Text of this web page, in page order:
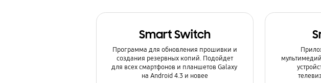
Smart Switch
Программа для обновления прошивки и
создания резервных копий. Подойдет
для всех смартфонов и планшетов Galaxy
на Android 4.3 и новее